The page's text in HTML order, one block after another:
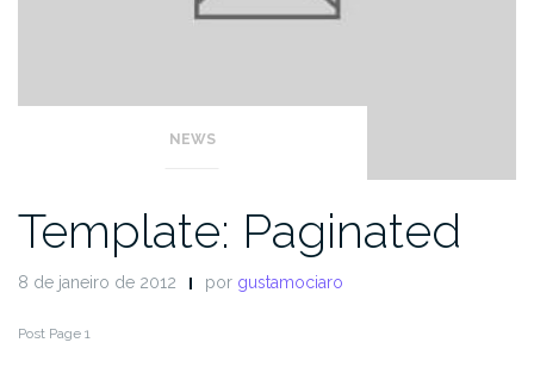
NEWS
Template: Paginated
8 de janeiro de 2012 por gustamociaro
Post Page 1